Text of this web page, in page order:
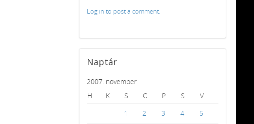
Log in to post a comment.
Naptár
2007. november
H
K S C P S
V
1
2 3 4 5